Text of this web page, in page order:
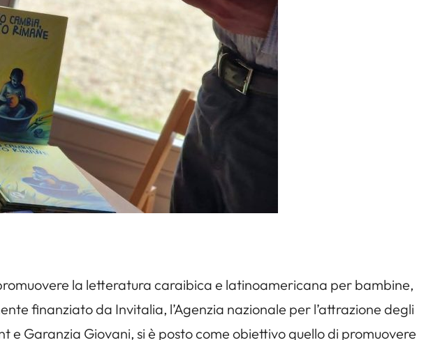
la letteratura caraibica e latinoamericana per bambine,
finanziato da Invitalia, l’Agenzia nazionale per l’attrazione degli
Garanzia Giovani, si è posto come obiettivo quello di promuovere